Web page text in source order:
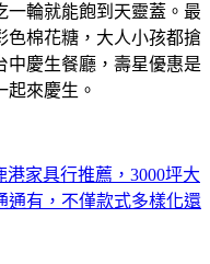
一輪就能飽到天靈蓋。最
色棉花糖，大人小孩都搶
中慶生餐廳，壽星優惠是
來慶生。
家具行推薦，3000坪大
通有，不僅款式多樣化還